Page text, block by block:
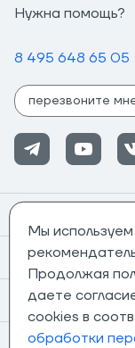
Нужна помощь?
8 495 648 65 05
перезвоните
Информация
О компании
Магазины
Мы
Продолжая
даете
cookies в
обработки